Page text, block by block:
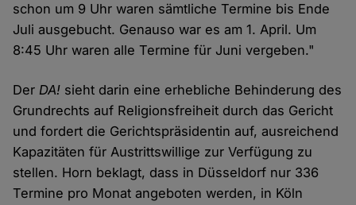
schon um 9 Uhr waren sämtliche Termine bis Ende
Juli ausgebucht. Genauso war es am 1. April. Um
8:45 Uhr waren alle Termine für Juni vergeben."
DerDA! sieht darin eine erhebliche Behinderung des
Grundrechts auf Religionsfreiheit durch das Gericht
und fordert die Gerichtspräsidentin auf, ausreichend
Kapazitäten für Austrittswillige zur Verfügung zu
stellen. Horn beklagt, dass in Düsseldorf nur 336
Termine pro Monat angeboten werden, in Köln